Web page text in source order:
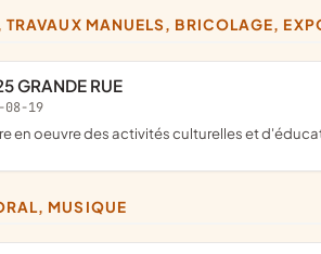
TRAVAUX MANUELS, BRICOLAGE,
25 GRANDE RUE
08-19
en oeuvre des activités culturelles et
MUSIQUE